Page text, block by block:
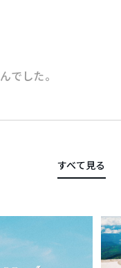
でした。
すべて見る